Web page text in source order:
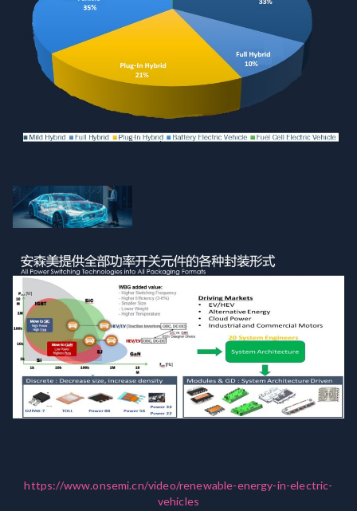
https://www.onsemi.cn/video/renewable-energy-in-electric-
vehicles